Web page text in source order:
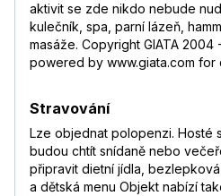
aktivit se zde nikdo nebude
kulečník, spa, parní lázeň,
masáže. Copyright GIATA 2004
powered by www.giata.com for
Stravování
Lze objednat polopenzi. Hosté
budou chtít snídaně nebo
připravit dietní jídla,
a dětská menu Objekt nabízí